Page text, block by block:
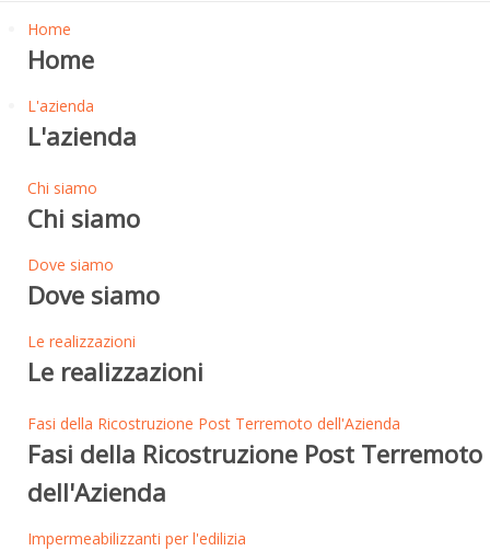
Home
Home
L'azienda
L'azienda
Chi siamo
Chi siamo
Dove siamo
Dove siamo
Le realizzazioni
Le realizzazioni
Fasi della Ricostruzione Post Terremoto dell'Azienda
Fasi della Ricostruzione Post Terremoto
dell'Azienda
Impermeabilizzanti per l'edilizia